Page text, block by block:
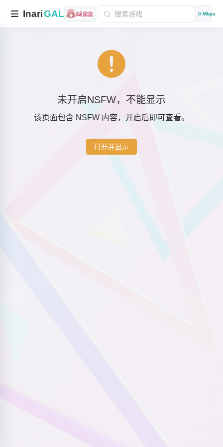
InariGAL 0 Mbps
未开启NSFW，不能显示
该页面包含 NSFW 内容，开启后即可查看。
打开并显示